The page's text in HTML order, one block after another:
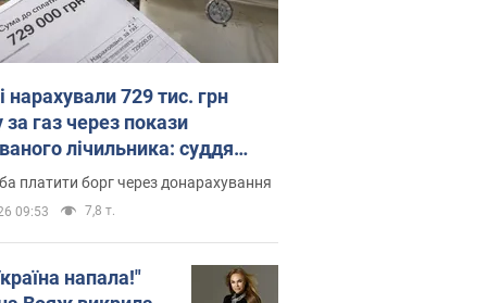
нарахували 729 тис. грн
за газ через покази
лічильника: суддя
неочікуване рішення
платити борг через донарахування
09:53 7,8 т.
напала!"